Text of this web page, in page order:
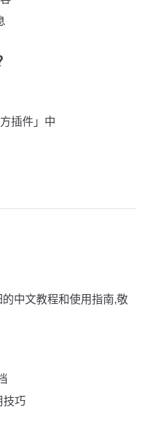
插件」中
中文教程和使用指南,敬
技巧